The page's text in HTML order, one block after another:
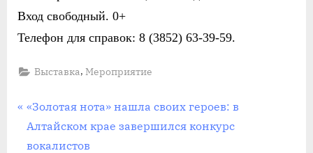
Вход свободный. 0+
Телефон для справок: 8 (3852) 63-39-59.
Выставка,Мероприятие
Навигация
по
П
р
е
«Золотая нота» нашла своих героев: в
Алтайском крае завершился конкурс
вокалистов